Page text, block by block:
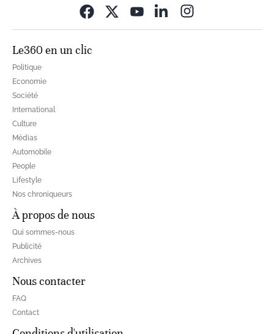
Le360 en un clic
Politique
Economie
Société
International
Culture
Médias
Automobile
People
Lifestyle
Nos chroniqueurs
À propos de nous
Qui sommes-nous
Publicité
Archives
Nous contacter
FAQ
Contact